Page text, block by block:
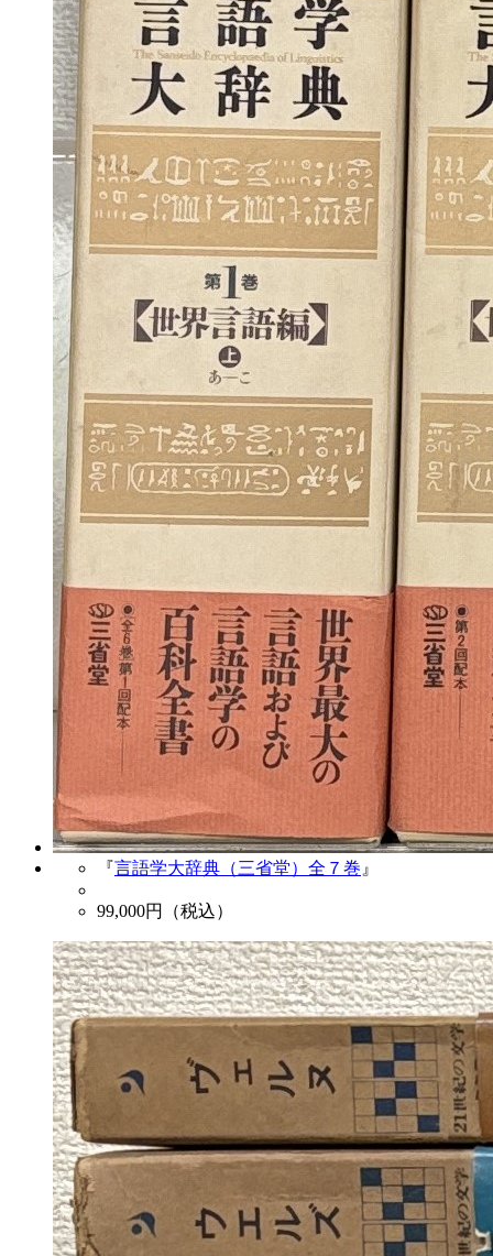
『言語学大辞典（三省堂）全７巻 』
99,000円（税込）